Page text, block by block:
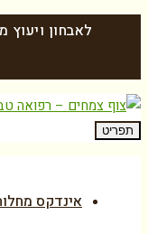
לאבחון
תפריט
אינדקס